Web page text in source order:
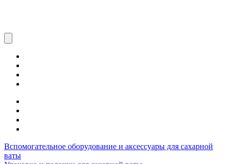
Вспомогательное оборудование и аксессуары для сахарной
ваты